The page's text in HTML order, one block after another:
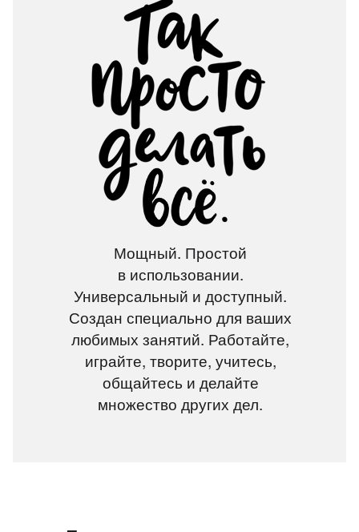
Мощный. Простой
в использовании.
Универсальный и доступный.
Создан специально для ваших
любимых занятий. Работайте,
играйте, творите, учитесь,
общайтесь и делайте
множество других дел.